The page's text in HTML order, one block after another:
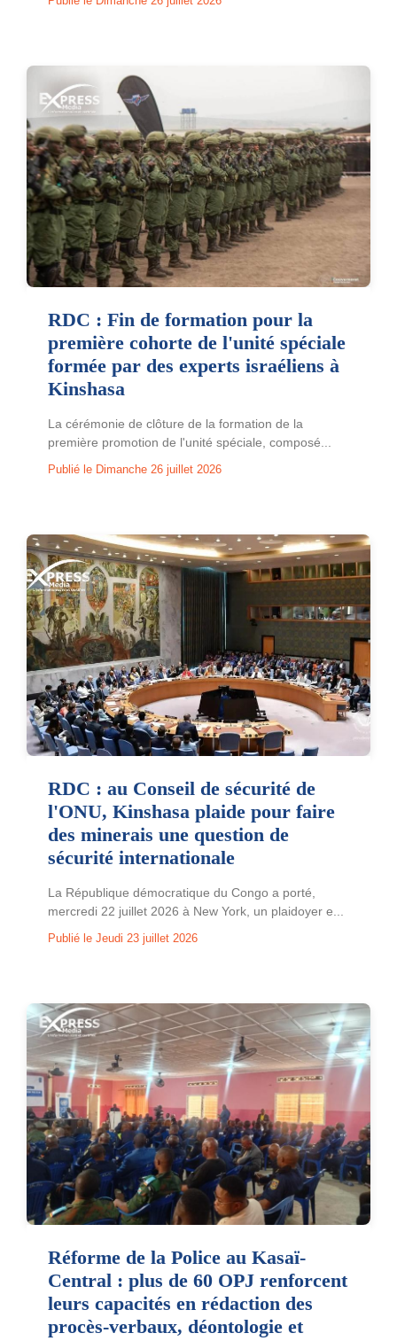
RDC : Fin de formation pour la
première cohorte de l'unité spéciale
formée par des experts israéliens à
Kinshasa
La cérémonie de clôture de la formation de la
première promotion de l'unité spéciale, composé...
Publié le Dimanche 26 juillet 2026
RDC : au Conseil de sécurité de
l'ONU, Kinshasa plaide pour faire
des minerais une question de
sécurité internationale
La République démocratique du Congo a porté,
mercredi 22 juillet 2026 à New York, un plaidoyer e...
Publié le Jeudi 23 juillet 2026
Réforme de la Police au Kasaï-
Central : plus de 60 OPJ renforcent
leurs capacités en rédaction des
procès-verbaux, déontologie et